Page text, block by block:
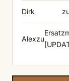
Dirk
Alexzu